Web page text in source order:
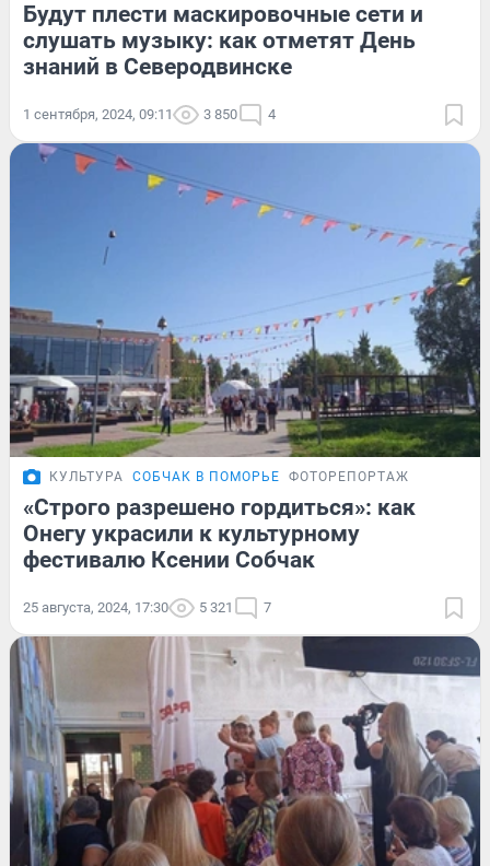
Будут плести маскировочные сети и
слушать музыку: как отметят День
знаний в Северодвинске
1 сентября, 2024, 09:11 3 850 4
КУЛЬТУРА СОБЧАК В ПОМОРЬЕ ФОТОРЕПОРТАЖ
«Строго разрешено гордиться»: как
Онегу украсили к культурному
фестивалю Ксении Собчак
25 августа, 2024, 17:30 5 321 7